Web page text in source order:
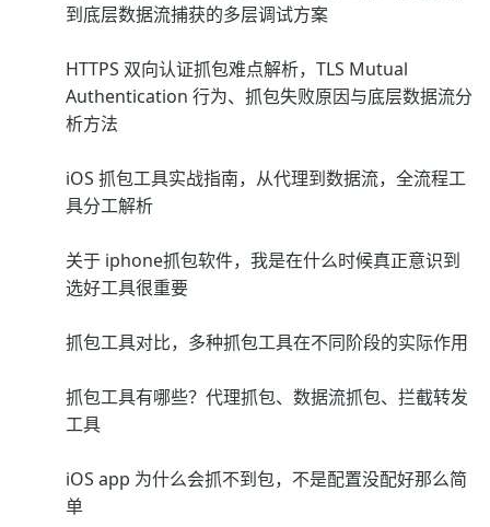
到底层数据流捕获的多层调试方案
HTTPS 双向认证抓包难点解析，TLS Mutual
Authentication 行为、抓包失败原因与底层数据流分
析方法
iOS 抓包工具实战指南，从代理到数据流，全流程工
具分工解析
关于 iphone抓包软件，我是在什么时候真正意识到
选好工具很重要
抓包工具对比，多种抓包工具在不同阶段的实际作用
抓包工具有哪些？代理抓包、数据流抓包、拦截转发
工具
iOS app 为什么会抓不到包，不是配置没配好那么简
单